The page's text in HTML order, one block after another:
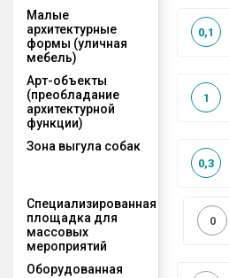
Малые
архитектурные
формы (уличная
мебель)
0,1
Арт-объекты
(преобладание
архитектурной
функции)
1
Зона выгула собак
0,3
Специализированная
площадка для
массовых
мероприятий
0
Оборудованная